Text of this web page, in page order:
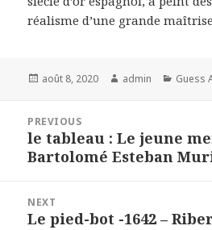
réalisme d’une grande
Posted
août 8, 2020 Author
admin Guess
l’article
PREVIOUS
Previous
post:
le tableau : Le jeune
Bartolomé Esteban
NEXT
Next
Le pied-bot -1642 –